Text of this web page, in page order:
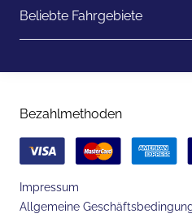
Beliebte Fahrgebiete
Bezahlmethoden
Impressum
Allgemeine